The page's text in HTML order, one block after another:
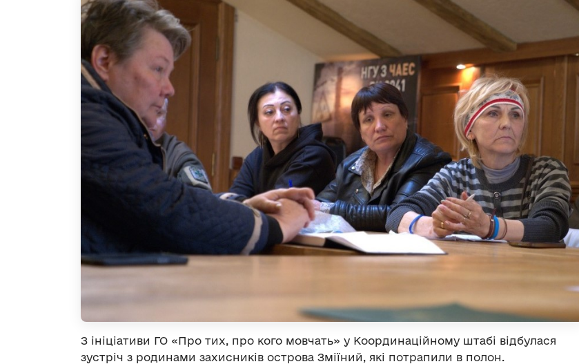
З ініціативи ГО «Про тих, про кого мовчать» у Координаційному штабі відбулася
зустріч з родинами захисників острова Зміїний, які потрапили в полон.